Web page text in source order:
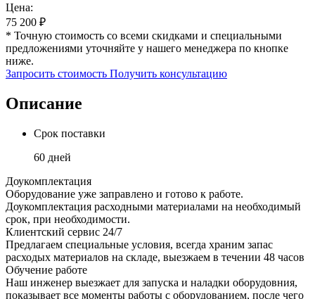
Цена:
75 200 ₽
* Точную стоимость со всеми скидками и специальными
предложениями уточняйте у нашего менеджера по кнопке
ниже.
Запросить стоимость Получить консультацию
Описание
Срок поставки
60 дней
Доукомплектация
Оборудование уже заправлено и готово к работе.
Доукомплектация расходными материалами на необходимый
срок, при необходимости.
Клиентский сервис 24/7
Предлагаем специальные условия, всегда храним запас
расходых материалов на складе, выезжаем в течении 48 часов
Обучение работе
Наш инженер выезжает для запуска и наладки оборудовния,
показывает все моменты работы с оборудованием, после чего